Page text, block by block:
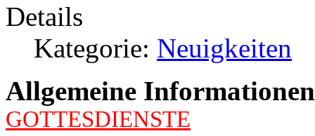
Details
Kategorie: Neuigkeiten
Allgemeine Informationen
GOTTESDIENSTE